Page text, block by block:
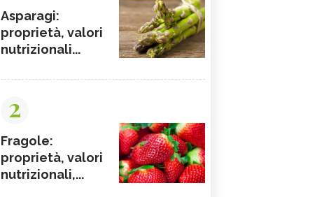
Asparagi:
proprietà, valori
nutrizionali...
2
Fragole:
proprietà, valori
nutrizionali,...